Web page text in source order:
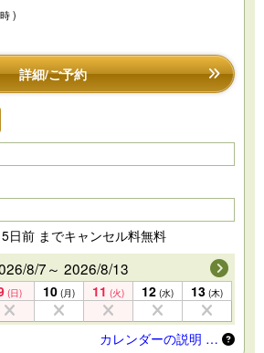
)
詳細/ご予約
日前 までキャンセル料無料
8/7～ 2026/8/13
(日) 10 (月) 11 (火) 12 (水) 13 (木)
カレンダーの説明 …